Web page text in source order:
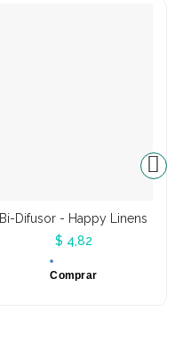
Bi-Difusor - Happy Linens
$ 4,82
Comprar